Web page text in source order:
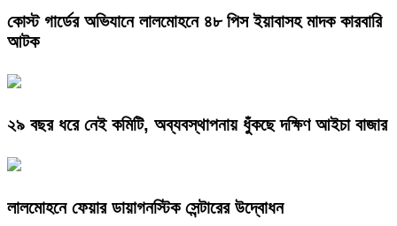
কোস্ট গার্ডের অভিযানে লালমোহনে ৪৮ পিস ইয়াবাসহ মাদক কারবারি
আটক
২৯ বছর ধরে নেই কমিটি, অব্যবস্থাপনায় ধুঁকছে দক্ষিণ আইচা বাজার
লালমোহনে ফেয়ার ডায়াগনস্টিক সেন্টারের উদ্বোধন